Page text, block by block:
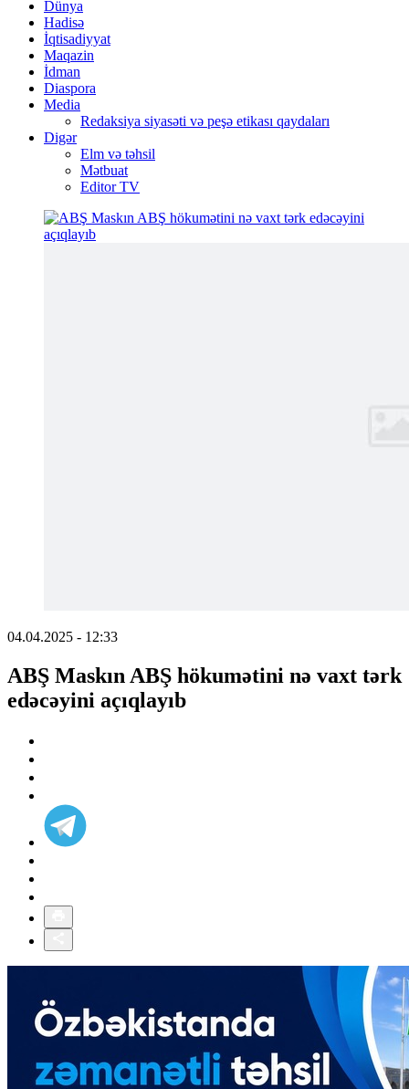
Dünya
Hadisə
İqtisadiyyat
Maqazin
İdman
Diaspora
Media
Redaksiya siyasəti və peşə etikası qaydaları
Digər
Elm və təhsil
Mətbuat
Editor TV
04.04.2025 - 12:33
ABŞ Maskın ABŞ hökumətini nə vaxt tərk
edəcəyini açıqlayıb